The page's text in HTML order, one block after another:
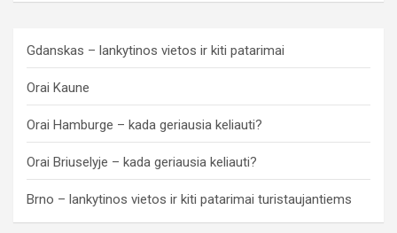
Gdanskas – lankytinos vietos ir kiti patarimai
Orai Kaune
Orai Hamburge – kada geriausia keliauti?
Orai Briuselyje – kada geriausia keliauti?
Brno – lankytinos vietos ir kiti patarimai turistaujantiems